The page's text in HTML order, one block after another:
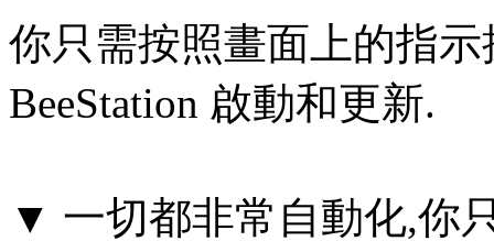
你只需按照畫面上的指
BeeStation 啟動和更新.
▼ 一切都非常自動化,你